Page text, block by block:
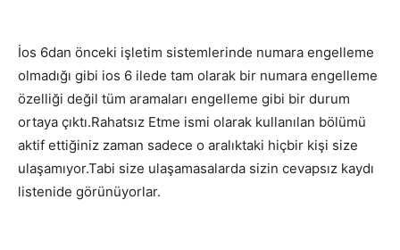
İos 6dan önceki işletim sistemlerinde numara engelleme
olmadığı gibi ios 6 ilede tam olarak bir numara engelleme
özelliği değil tüm aramaları engelleme gibi bir durum
ortaya çıktı.Rahatsız Etme ismi olarak kullanılan bölümü
aktif ettiğiniz zaman sadece o aralıktaki hiçbir kişi size
ulaşamıyor.Tabi size ulaşamasalarda sizin cevapsız kaydı
listenide görünüyorlar.